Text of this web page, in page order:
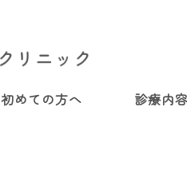
初めての方へ 診療内